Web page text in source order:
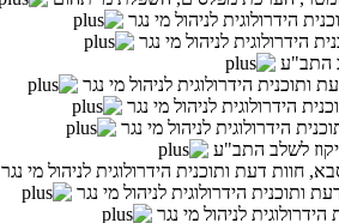
הידרולוגית לניהול מי נגר
התב"ע
לשלב התב"ע
חוות דעת ותוכנית הידרולוגית לניהול מי נגר